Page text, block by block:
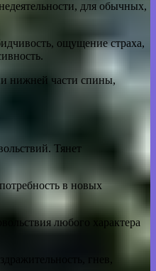
для обычных,
ощущение страха,
нижней части спины,
Тянет
в новых
любого характера
гнев,